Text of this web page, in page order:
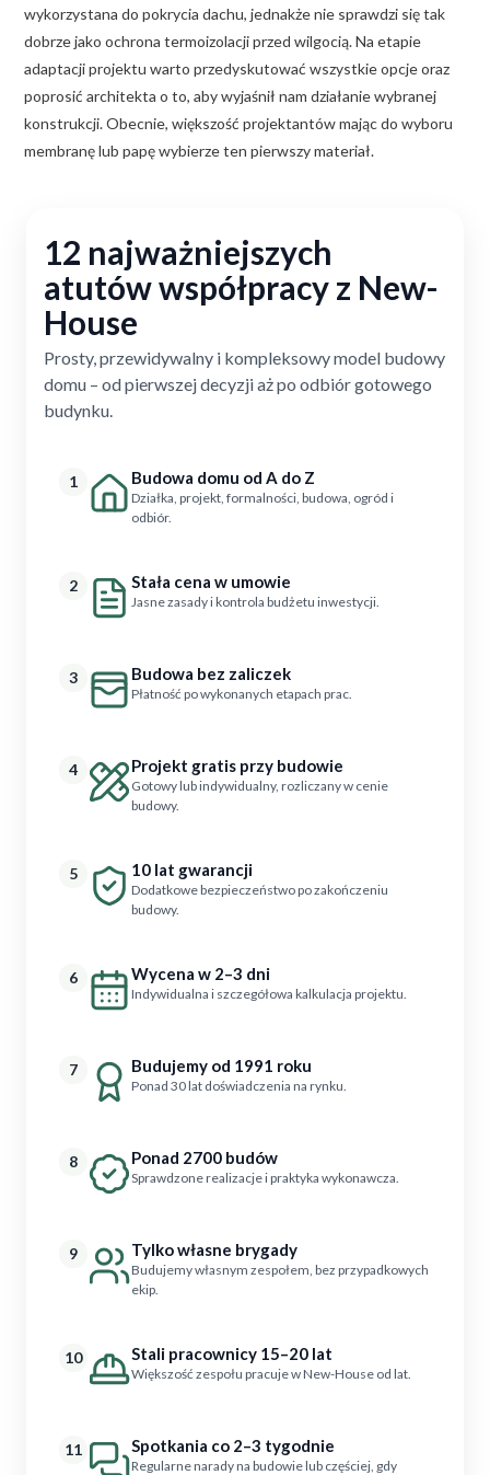
wykorzystana do pokrycia dachu, jednakże nie sprawdzi się tak
dobrze jako ochrona termoizolacji przed wilgocią. Na etapie
adaptacji projektu warto przedyskutować wszystkie opcje oraz
poprosić architekta o to, aby wyjaśnił nam działanie wybranej
konstrukcji. Obecnie, większość projektantów mając do wyboru
membranę lub papę wybierze ten pierwszy materiał.
12 najważniejszych
atutów współpracy z New-
House
Prosty, przewidywalny i kompleksowy model budowy
domu – od pierwszej decyzji aż po odbiór gotowego
budynku.
1 Budowa domu od A do Z
Działka, projekt, formalności, budowa, ogród i
odbiór.
2 Stała cena w umowie
Jasne zasady i kontrola budżetu inwestycji.
3 Budowa bez zaliczek
Płatność po wykonanych etapach prac.
4 Projekt gratis przy budowie
Gotowy lub indywidualny, rozliczany w cenie
budowy.
5 10 lat gwarancji
Dodatkowe bezpieczeństwo po zakończeniu
budowy.
6 Wycena w 2–3 dni
Indywidualna i szczegółowa kalkulacja projektu.
7 Budujemy od 1991 roku
Ponad 30 lat doświadczenia na rynku.
8 Ponad 2700 budów
Sprawdzone realizacje i praktyka wykonawcza.
9 Tylko własne brygady
Budujemy własnym zespołem, bez przypadkowych
ekip.
10 Stali pracownicy 15–20 lat
Większość zespołu pracuje w New-House od lat.
11 Spotkania co 2–3 tygodnie
Regularne narady na budowie lub częściej, gdy